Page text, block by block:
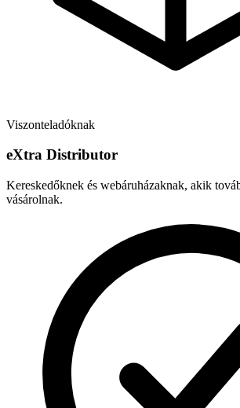
Viszonteladóknak
eXtra Distributor
Kereskedőknek és webáruházaknak, akik
vásárolnak.